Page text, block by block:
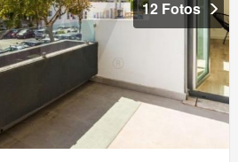
12 Fotos